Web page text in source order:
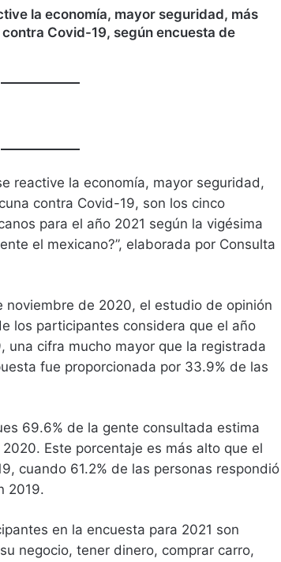
la economía, mayor seguridad, más
Covid-19, según encuesta de
reactive la economía, mayor seguridad,
contra Covid-19, son los cinco
para el año 2021 según la vigésima
el mexicano?”, elaborada por Consulta
noviembre de 2020, el estudio de opinión
los participantes considera que el año
una cifra mucho mayor que la registrada
fue proporcionada por 33.9% de las
69.6% de la gente consultada estima
Este porcentaje es más alto que el
cuando 61.2% de las personas respondió
2019.
en la encuesta para 2021 son
negocio, tener dinero, comprar carro,